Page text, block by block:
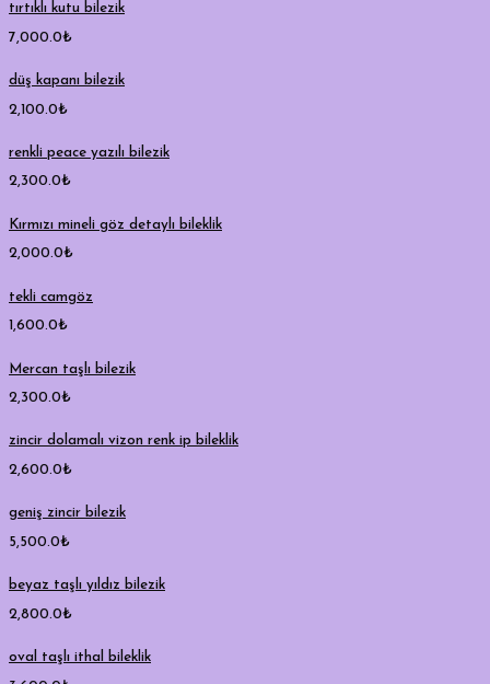
tırtıklı kutu bilezik
7,000.0₺
düş kapanı bilezik
2,100.0₺
renkli peace yazılı bilezik
2,300.0₺
Kırmızı mineli göz detaylı bileklik
2,000.0₺
tekli camgöz
1,600.0₺
Mercan taşlı bilezik
2,300.0₺
zincir dolamalı vizon renk ip bileklik
2,600.0₺
geniş zincir bilezik
5,500.0₺
beyaz taşlı yıldız bilezik
2,800.0₺
oval taşlı ithal bileklik